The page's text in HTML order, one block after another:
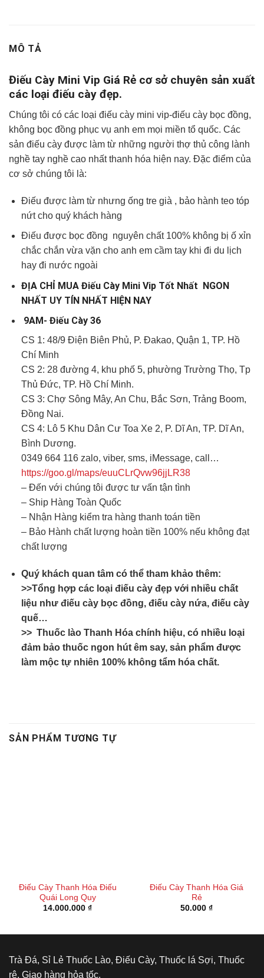
MÔ TẢ
Điếu Cày Mini Vip Giá Rẻ cơ sở chuyên sản xuất
các loại điếu cày đẹp.
Chúng tôi có các loại điếu cày mini vip-điếu cày bọc đồng,
không bọc đồng phục vụ anh em mọi miền tổ quốc. Các
sản điếu cày được làm từ những người thợ thủ công lành
nghề tay nghề cao nhất thanh hóa hiện nay. Đặc điểm của
cơ sở chúng tôi là:
Điếu được làm từ nhưng ống tre già , bảo hành teo tóp
nứt cho quý khách hàng
Điếu được bọc đồng nguyên chất 100% không bị ố xỉn
chắc chắn vừa vặn cho anh em cầm tay khi đi du lịch
hay đi nước ngoài
ĐỊA CHỈ MUA Điếu Cày Mini Vip Tốt Nhất NGON
NHẤT UY TÍN NHẤT HIỆN NAY
9AM- Điếu Cày 36
CS 1: 48/9 Điện Biên Phủ, P. Đakao, Quận 1, TP. Hồ
Chí Minh
CS 2: 28 đường 4, khu phố 5, phường Trường Thọ, Tp
Thủ Đức, TP. Hồ Chí Minh.
CS 3: Chợ Sông Mây, An Chu, Bắc Sơn, Trảng Boom,
Đồng Nai.
CS 4: Lô 5 Khu Dân Cư Toa Xe 2, P. Dĩ An, TP. Dĩ An,
Bình Dương.
0349 664 116 zalo, viber, sms, iMessage, call…
https://goo.gl/maps/euuCLrQvw96jjLR38
– Đến với chúng tôi được tư vấn tận tình
– Ship Hàng Toàn Quốc
– Nhận Hàng kiểm tra hàng thanh toán tiền
– Bảo Hành chất lượng hoàn tiền 100% nếu không đạt
chất lượng
Quý khách quan tâm có thể tham khảo thêm:
>>Tổng hợp các loại điếu cày đẹp với nhiều chất
liệu như điếu cày bọc đồng, điếu cày nứa, điếu cày
quế…
>> Thuốc lào Thanh Hóa chính hiệu, có nhiều loại
đảm bảo thuốc ngon hút êm say, sản phẩm được
làm mộc tự nhiên 100% không tẩm hóa chất.
SẢN PHẨM TƯƠNG TỰ
Điếu Cày Thanh Hóa Điếu
Quái Long Quy
14.000.000 ₫
Điếu Cày Thanh Hóa Giá
Rẻ
50.000 ₫
Trà Đá, Sỉ Lẻ Thuốc Lào, Điếu Cày, Thuốc lá Sợi, Thuốc
rê, Giao hàng hỏa tốc.